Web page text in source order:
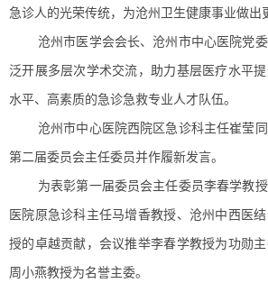
急诊人的光荣传统，为沧州卫生健康事业做出
沧州市医学会会长、沧州市中心医院党
泛开展多层次学术交流，助力基层医疗水平
水平、高素质的急诊急救专业人才队伍。
沧州市中心医院西院区急诊科主任崔莹
第二届委员会主任委员并作履新发言。
为表彰第一届委员会主任委员李春学教
医院原急诊科主任马增香教授、沧州中西医
授的卓越贡献，会议推举李春学教授为功勋主
周小燕教授为名誉主委。